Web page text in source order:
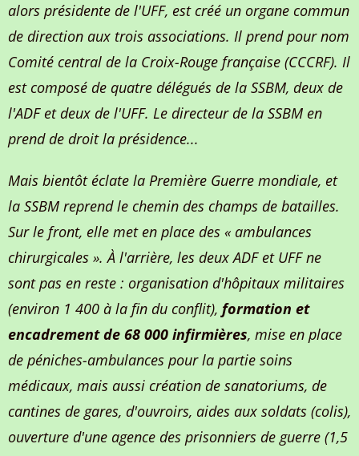
alors présidente de l'UFF, est créé un organe commun
de direction aux trois associations. Il prend pour nom
Comité central de la Croix-Rouge française (CCCRF). Il
est composé de quatre délégués de la SSBM, deux de
l'ADF et deux de l'UFF. Le directeur de la SSBM en
prend de droit la présidence...
Mais bientôt éclate la Première Guerre mondiale, et
la SSBM reprend le chemin des champs de batailles.
Sur le front, elle met en place des « ambulances
chirurgicales ». À l'arrière, les deux ADF et UFF ne
sont pas en reste : organisation d'hôpitaux militaires
(environ 1 400 à la fin du conflit), formation et
encadrement de 68 000 infirmières, mise en place
de péniches-ambulances pour la partie soins
médicaux, mais aussi création de sanatoriums, de
cantines de gares, d'ouvroirs, aides aux soldats (colis),
ouverture d'une agence des prisonniers de guerre (1,5